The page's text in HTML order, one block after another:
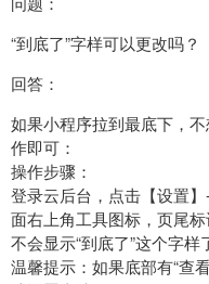
“到底了”字样可以更改吗？
回答：
如果小程序拉到最底下，
作即可：
操作步骤：
登录云后台，点击【设置
面右上角工具图标，页尾
不会显示“到底了”这个字样
温馨提示：如果底部有“查